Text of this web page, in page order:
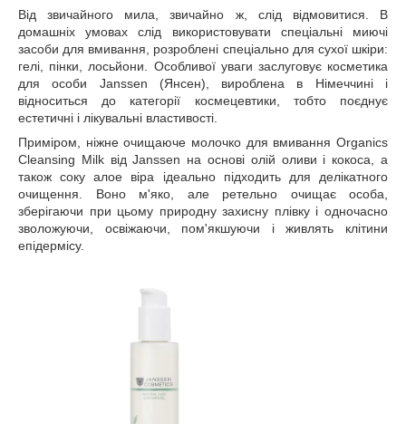
Від звичайного мила, звичайно ж, слід відмовитися. В
домашніх умовах слід використовувати спеціальні миючі
засоби для вмивання, розроблені спеціально для сухої шкіри:
гелі, пінки, лосьйони. Особливої уваги заслуговує косметика
для особи Janssen (Янсен), вироблена в Німеччині і
відноситься до категорії космецевтики, тобто поєднує
естетичні і лікувальні властивості.
Приміром, ніжне очищаюче молочко для вмивання Organics
Cleansing Milk від Janssen на основі олій оливи і кокоса, а
також соку алое віра ідеально підходить для делікатного
очищення. Воно м'яко, але ретельно очищає особа,
зберігаючи при цьому природну захисну плівку і одночасно
зволожуючи, освіжаючи, пом'якшуючи і живлять клітини
епідермісу.